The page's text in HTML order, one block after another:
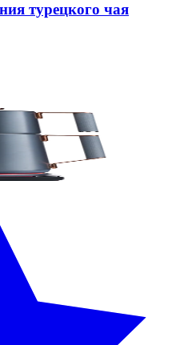
турецкого чая